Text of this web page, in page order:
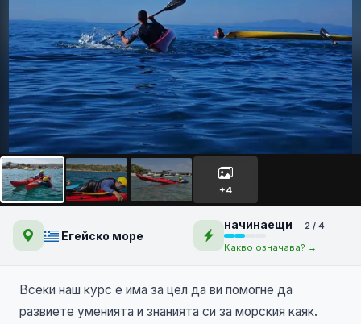
Курс по каяк в морски води
L1 /Гърция/
+4
Егейско море
начинаещи
2 / 4
Какво означава? →
Всеки наш курс е има за цел да ви помогне да
развиете уменията и знанията си за морския каяк.